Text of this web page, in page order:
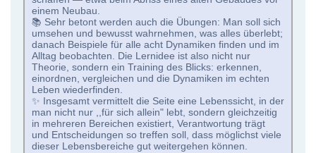
einem Neubau.
📚 Sehr betont werden auch die Übungen: Man soll sich
umsehen und bewusst wahrnehmen, was alles überlebt;
danach Beispiele für alle acht Dynamiken finden und im
Alltag beobachten. Die Lernidee ist also nicht nur
Theorie, sondern ein Training des Blicks: erkennen,
einordnen, vergleichen und die Dynamiken im echten
Leben wiederfinden.
✨ Insgesamt vermittelt die Seite eine Lebenssicht, in der
man nicht nur ,,für sich allein" lebt, sondern gleichzeitig
in mehreren Bereichen existiert, Verantwortung trägt
und Entscheidungen so treffen soll, dass möglichst viele
dieser Lebensbereiche gut weitergehen können.